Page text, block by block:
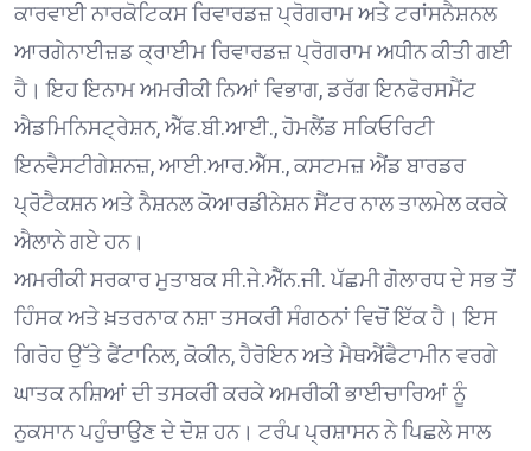
ਕਾਰਵਾਈ ਨਾਰਕੋਟਿਕਸ ਰਿਵਾਰਡਜ਼ ਪ੍ਰੋਗਰਾਮ ਅਤੇ ਟਰਾਂਸਨੈਸ਼ਨਲ
ਆਰਗੇਨਾਈਜ਼ਡ ਕ੍ਰਾਈਮ ਰਿਵਾਰਡਜ਼ ਪ੍ਰੋਗਰਾਮ ਅਧੀਨ ਕੀਤੀ ਗਈ
ਹੈ। ਇਹ ਇਨਾਮ ਅਮਰੀਕੀ ਨਿਆਂ ਵਿਭਾਗ, ਡਰੱਗ ਇਨਫੋਰਸਮੈਂਟ
ਐਡਮਿਨਿਸਟ੍ਰੇਸ਼ਨ, ਐੱਫ.ਬੀ.ਆਈ., ਹੋਮਲੈਂਡ ਸਕਿਓਰਿਟੀ
ਇਨਵੈਸਟੀਗੇਸ਼ਨਜ਼, ਆਈ.ਆਰ.ਐੱਸ., ਕਸਟਮਜ਼ ਐਂਡ ਬਾਰਡਰ
ਪ੍ਰੋਟੈਕਸ਼ਨ ਅਤੇ ਨੈਸ਼ਨਲ ਕੋਆਰਡੀਨੇਸ਼ਨ ਸੈਂਟਰ ਨਾਲ ਤਾਲਮੇਲ ਕਰਕੇ
ਐਲਾਨੇ ਗਏ ਹਨ।
ਅਮਰੀਕੀ ਸਰਕਾਰ ਮੁਤਾਬਕ ਸੀ.ਜੇ.ਐੱਨ.ਜੀ. ਪੱਛਮੀ ਗੋਲਾਰਧ ਦੇ ਸਭ ਤੋਂ
ਹਿੰਸਕ ਅਤੇ ਖ਼ਤਰਨਾਕ ਨਸ਼ਾ ਤਸਕਰੀ ਸੰਗਠਨਾਂ ਵਿਚੋਂ ਇੱਕ ਹੈ। ਇਸ
ਗਿਰੋਹ ਉੱਤੇ ਫੈਂਟਾਨਿਲ, ਕੋਕੀਨ, ਹੈਰੋਇਨ ਅਤੇ ਮੈਥਐਂਫੈਟਾਮੀਨ ਵਰਗੇ
ਘਾਤਕ ਨਸ਼ਿਆਂ ਦੀ ਤਸਕਰੀ ਕਰਕੇ ਅਮਰੀਕੀ ਭਾਈਚਾਰਿਆਂ ਨੂੰ
ਨੁਕਸਾਨ ਪਹੁੰਚਾਉਣ ਦੇ ਦੋਸ਼ ਹਨ। ਟਰੰਪ ਪ੍ਰਸ਼ਾਸਨ ਨੇ ਪਿਛਲੇ ਸਾਲ